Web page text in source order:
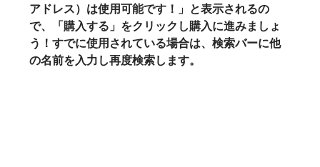
アドレス）は使用可能です！」と表示されるの
で、「購入する」をクリックし購入に進みましょ
う！すでに使用されている場合は、検索バーに他
の名前を入力し再度検索します。